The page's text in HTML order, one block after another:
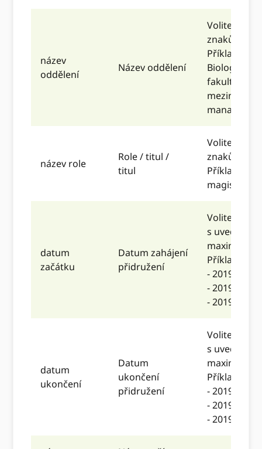
název
oddělení
Název oddělení
Volitelný.
znaků.
Příklady:
Biologie,
fakulta,
název role
Role / titul /
titul
Volitelný.
znaků.
Příklad:
datum
začátku
Datum zahájení
přidružení
Volitelný.
s uvedením
maximálně
Příklady:
- 2019
- 2019-02
- 2019-02-20
datum
ukončení
Datum
ukončení
přidružení
Volitelný.
s uvedením
maximálně
Příklady:
- 2019
- 2019-02
- 2019-02-20